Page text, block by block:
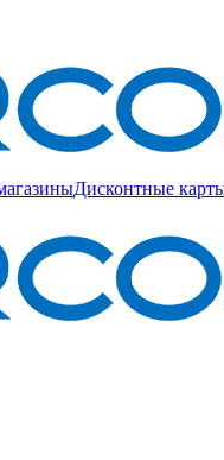
Дисконтные